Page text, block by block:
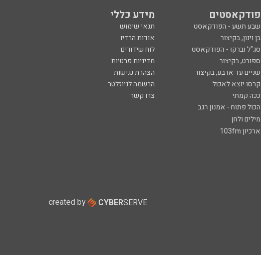
פודקאסטים מידע כללי
שבע תשע - הפודקאסט
תנאי שימוש
בן וינון, בקיצור
אודות הרדיו
סג"ל וברקו - הפודקאסט
לוח שידורים
ספורט, בקיצור
מדיניות פרטיות
שניים עד ארבע, בקיצור
הצהרת נגישות
קרסו יוצא לאכול
הרשמה לניוזלטר
ככה קמתי
צרו קשר
הכול פתוח - אמנון רגב
מילים ולחן
ארכיון 103fm
created by CYBERSERVE